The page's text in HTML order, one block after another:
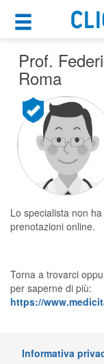
Urologo
Roma (RM)
Cosa possiamo
Per i pazienti
Prenota
Ricerca
Consulti
Planner
Prof.
Roma
Lo specialista non
prenotazioni online.
Torna a trovarci
per saperne di più:
https://
Informativa